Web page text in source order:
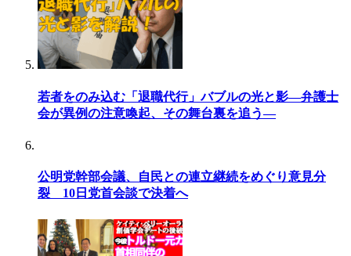
若者をのみ込む「退職代行」バブルの光と影―弁護士
会が異例の注意喚起、その舞台裏を追う―
公明党幹部会議、自民との連立継続をめぐり意見分
裂 10日党首会談で決着へ